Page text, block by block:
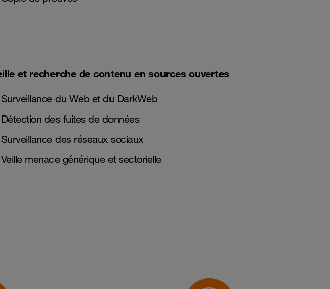
et recherche de contenu en sources ouvertes
Surveillance du Web et du DarkWeb
Détection des fuites de données
Surveillance des réseaux sociaux
Veille menace générique et sectorielle